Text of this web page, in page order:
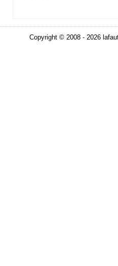
Copyright © 2008 - 2026